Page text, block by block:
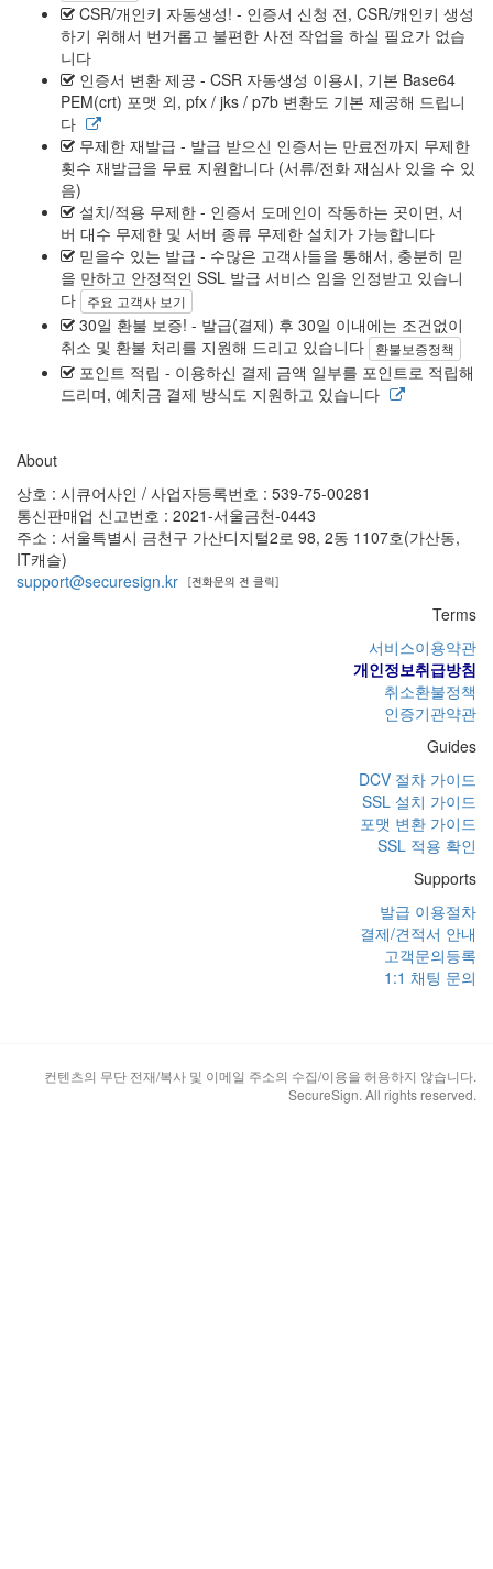
CSR/개인키 자동생성! - 인증서 신청 전, CSR/캐인키 생성
하기 위해서 번거롭고 불편한 사전 작업을 하실 필요가 없습
니다
인증서 변환 제공 - CSR 자동생성 이용시, 기본 Base64
PEM(crt) 포맷 외, pfx / jks / p7b 변환도 기본 제공해 드립니
다
무제한 재발급 - 발급 받으신 인증서는 만료전까지 무제한
횟수 재발급을 무료 지원합니다 (서류/전화 재심사 있을 수 있
음)
설치/적용 무제한 - 인증서 도메인이 작동하는 곳이면, 서
버 대수 무제한 및 서버 종류 무제한 설치가 가능합니다
믿을수 있는 발급 - 수많은 고객사들을 통해서, 충분히 믿
을 만하고 안정적인 SSL 발급 서비스 임을 인정받고 있습니
다
주요 고객사 보기
30일 환불 보증! - 발급(결제) 후 30일 이내에는 조건없이
취소 및 환불 처리를 지원해 드리고 있습니다
환불보증정책
포인트 적립 - 이용하신 결제 금액 일부를 포인트로 적립해
드리며, 예치금 결제 방식도 지원하고 있습니다
About
상호 : 시큐어사인 / 사업자등록번호 : 539-75-00281
통신판매업 신고번호 : 2021-서울금천-0443
주소 : 서울특별시 금천구 가산디지털2로 98, 2동 1107호(가산동,
IT캐슬)
support@securesign.kr
Terms
서비스이용약관
개인정보취급방침
취소환불정책
인증기관약관
Guides
DCV 절차 가이드
SSL 설치 가이드
포맷 변환 가이드
SSL 적용 확인
Supports
발급 이용절차
결제/견적서 안내
고객문의등록
1:1 채팅 문의
컨텐츠의 무단 전재/복사 및 이메일 주소의 수집/이용을 허용하지 않습니다.
SecureSign. All rights reserved.